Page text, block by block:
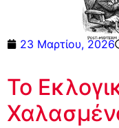
23 Μαρτίου, 2026
Το